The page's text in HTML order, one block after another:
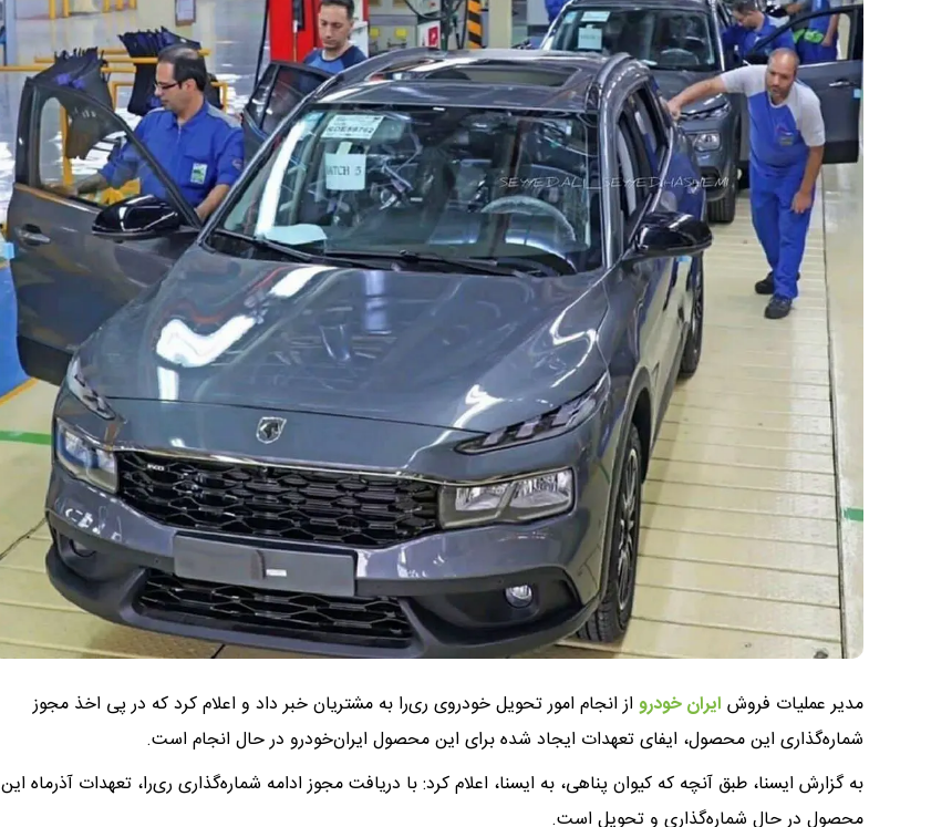
مدیر عملیات فروش ایران خودرو از انجام امور تحویل خودروی ری‌را به مشتریان خبر داد و اعلام کرد که در پی اخذ مجوز
شماره‌گذاری این محصول، ایفای تعهدات ایجاد شده برای این محصول ایران‌خودرو در حال انجام است.
به گزارش ایسنا، طبق آنچه که کیوان پناهی، به ایسنا، اعلام کرد: با دریافت مجوز ادامه شماره‌گذاری ری‌را، تعهدات آذرماه این
محصول در حال شماره‌گذاری و تحویل است.